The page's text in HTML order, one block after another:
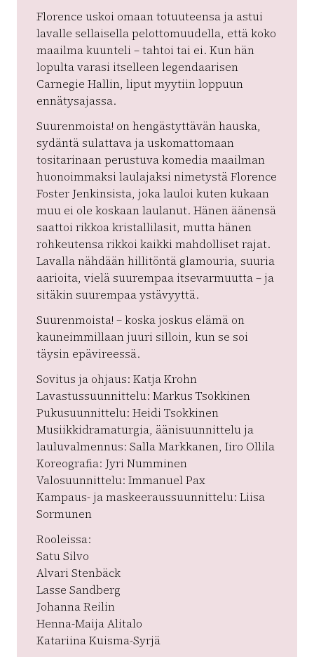
Florence uskoi omaan totuuteensa ja astui
lavalle sellaisella pelottomuudella, että koko
maailma kuunteli – tahtoi tai ei. Kun hän
lopulta varasi itselleen legendaarisen
Carnegie Hallin, liput myytiin loppuun
ennätysajassa.
Suurenmoista! on hengästyttävän hauska,
sydäntä sulattava ja uskomattomaan
tositarinaan perustuva komedia maailman
huonoimmaksi laulajaksi nimetystä Florence
Foster Jenkinsista, joka lauloi kuten kukaan
muu ei ole koskaan laulanut. Hänen äänensä
saattoi rikkoa kristallilasit, mutta hänen
rohkeutensa rikkoi kaikki mahdolliset rajat.
Lavalla nähdään hillitöntä glamouria, suuria
aarioita, vielä suurempaa itsevarmuutta – ja
sitäkin suurempaa ystävyyttä.
Suurenmoista! – koska joskus elämä on
kauneimmillaan juuri silloin, kun se soi
täysin epävireessä.
Sovitus ja ohjaus: Katja Krohn
Lavastussuunnittelu: Markus Tsokkinen
Pukusuunnittelu: Heidi Tsokkinen
Musiikkidramaturgia, äänisuunnittelu ja
lauluvalmennus: Salla Markkanen, Iiro Ollila
Koreografia: Jyri Numminen
Valosuunnittelu: Immanuel Pax
Kampaus- ja maskeeraussuunnittelu: Liisa
Sormunen
Rooleissa:
Satu Silvo
Alvari Stenbäck
Lasse Sandberg
Johanna Reilin
Henna-Maija Alitalo
Katariina Kuisma-Syrjä